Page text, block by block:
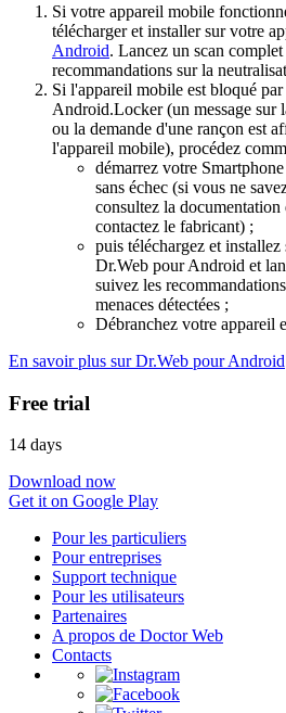
Si votre appareil mobile
télécharger et installer sur votre
Android. Lancez un scan
recommandations sur la
Si l'appareil mobile est bloqué
Android.Locker (un message sur
ou la demande d'une rançon est
l'appareil mobile), procédez
démarrez votre
sans échec (si vous ne
consultez la
contactez le fabricant) ;
puis téléchargez et
Dr.Web pour Android et
suivez les
menaces détectées ;
Débranchez votre appareil
En savoir plus sur Dr.Web pour Android
Free trial
14 days
Download now
Get it on Google Play
Pour les particuliers
Pour entreprises
Support technique
Pour les utilisateurs
Partenaires
A propos de Doctor Web
Contacts